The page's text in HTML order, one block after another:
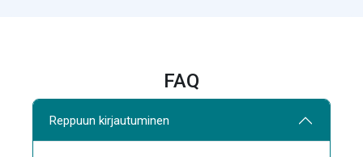
FAQ
Reppuun kirjautuminen